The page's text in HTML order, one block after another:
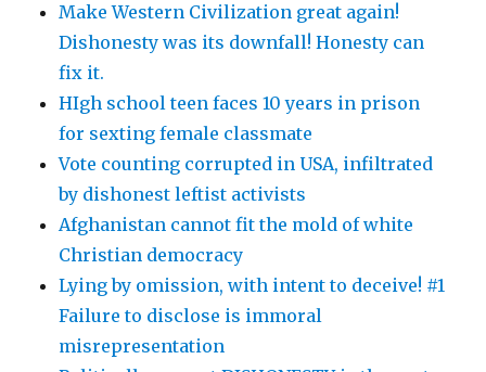
Make Western Civilization great again!
Dishonesty was its downfall! Honesty can
fix it.
HIgh school teen faces 10 years in prison
for sexting female classmate
Vote counting corrupted in USA, infiltrated
by dishonest leftist activists
Afghanistan cannot fit the mold of white
Christian democracy
Lying by omission, with intent to deceive! #1
Failure to disclose is immoral
misrepresentation